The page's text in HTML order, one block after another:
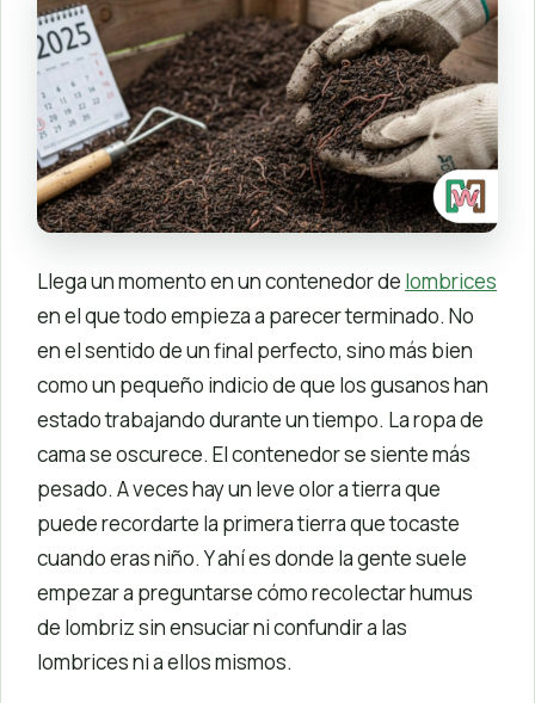
Llega un momento en un contenedor de lombrices
en el que todo empieza a parecer terminado. No
en el sentido de un final perfecto, sino más bien
como un pequeño indicio de que los gusanos han
estado trabajando durante un tiempo. La ropa de
cama se oscurece. El contenedor se siente más
pesado. A veces hay un leve olor a tierra que
puede recordarte la primera tierra que tocaste
cuando eras niño. Y ahí es donde la gente suele
empezar a preguntarse cómo recolectar humus
de lombriz sin ensuciar ni confundir a las
lombrices ni a ellos mismos.